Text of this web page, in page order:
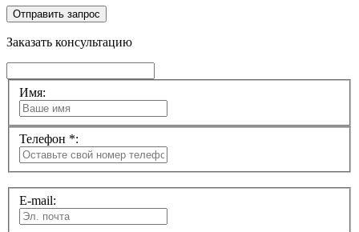
Отправить запрос
Заказать консультацию
Имя:
Телефон *:
E-mail: